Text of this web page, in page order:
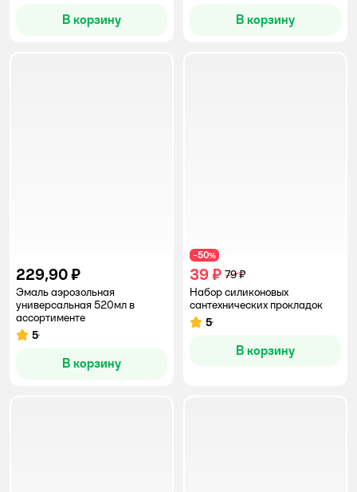
В корзину В корзину
229,90 ₽
Эмаль аэрозольная
универсальная 520мл в
ассортименте
Рейтинг:
5
В корзину
−50%
39 ₽ 79 ₽
Набор силиконовых
сантехнических прокладок
Рейтинг:
5
В корзину